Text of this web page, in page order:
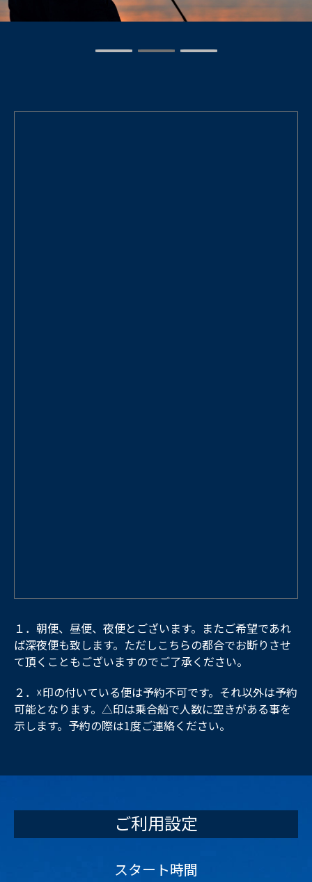
１．朝便、昼便、夜便とございます。またご希望であれ
ば深夜便も致します。ただしこちらの都合でお断りさせ
て頂くこともございますのでご了承ください。
２．☓印の付いている便は予約不可です。それ以外は予約
可能となります。△印は乗合船で人数に空きがある事を
示します。予約の際は1度ご連絡ください。
ご利用設定
スタート時間